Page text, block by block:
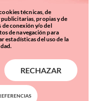
de Llobregat.
medicina estética.
técnicas, de
propias y de
conexión y/o del
de navegación para
estadísticas del uso de la
RECHAZAR